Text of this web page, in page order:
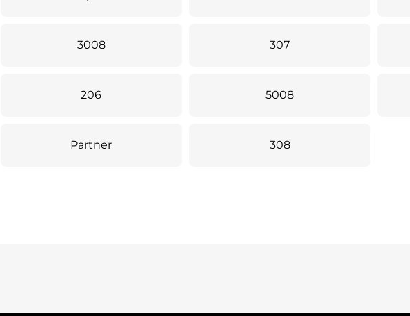
3008 307
206 5008
Partner 308